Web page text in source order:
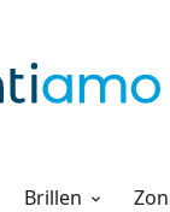
Brillen